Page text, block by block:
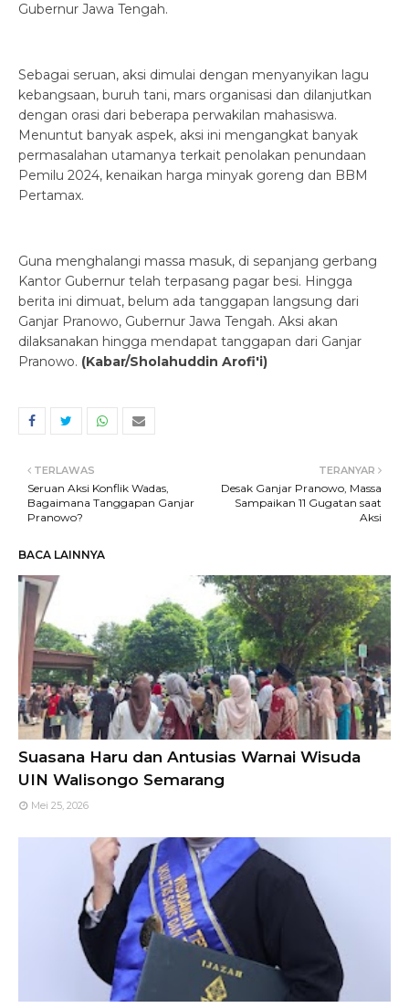
Gubernur Jawa Tengah.
Sebagai seruan, aksi dimulai dengan menyanyikan lagu
kebangsaan, buruh tani, mars organisasi dan dilanjutkan
dengan orasi dari beberapa perwakilan mahasiswa.
Menuntut banyak aspek, aksi ini mengangkat banyak
permasalahan utamanya terkait penolakan penundaan
Pemilu 2024, kenaikan harga minyak goreng dan BBM
Pertamax.
Guna menghalangi massa masuk, di sepanjang gerbang
Kantor Gubernur telah terpasang pagar besi. Hingga
berita ini dimuat, belum ada tanggapan langsung dari
Ganjar Pranowo, Gubernur Jawa Tengah. Aksi akan
dilaksanakan hingga mendapat tanggapan dari Ganjar
Pranowo. (Kabar/Sholahuddin Arofi'i)
TERANYAR
Desak Ganjar Pranowo, Massa
Sampaikan 11 Gugatan saat
Aksi
TERLAWAS
Seruan Aksi Konflik Wadas,
Bagaimana Tanggapan Ganjar
Pranowo?
BACA LAINNYA
Suasana Haru dan Antusias Warnai Wisuda
UIN Walisongo Semarang
Mei 25, 2026